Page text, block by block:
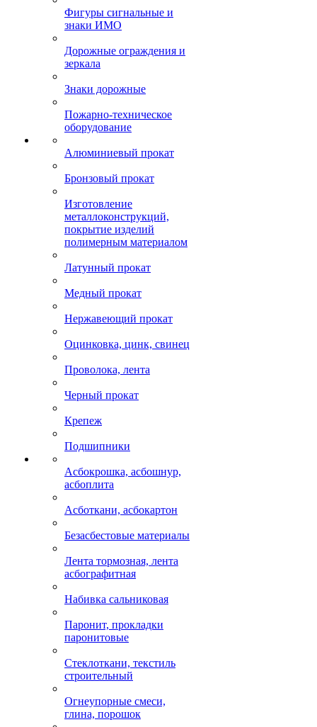
Фигуры сигнальные и
знаки ИМО
Дорожные ограждения и
зеркала
Знаки дорожные
Пожарно-техническое
оборудование
Алюминиевый прокат
Бронзовый прокат
Изготовление
металлоконструкций,
покрытие изделий
полимерным материалом
Латунный прокат
Медный прокат
Нержавеющий прокат
Оцинковка, цинк, свинец
Проволока, лента
Черный прокат
Крепеж
Подшипники
Асбокрошка, асбошнур,
асбоплита
Асботкани, асбокартон
Безасбестовые материалы
Лента тормозная, лента
асбографитная
Набивка сальниковая
Паронит, прокладки
паронитовые
Стеклоткани, текстиль
строительный
Огнеупорные смеси,
глина, порошок